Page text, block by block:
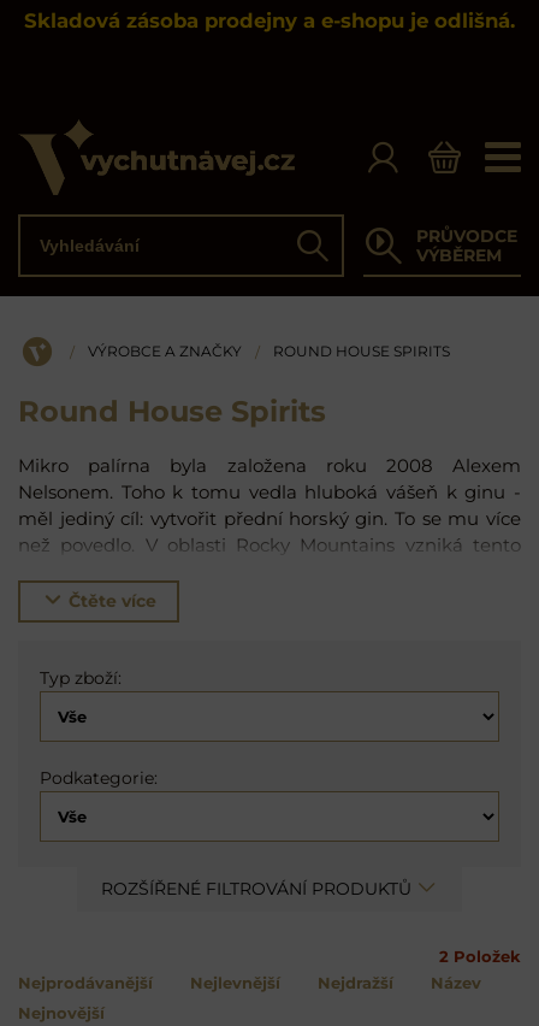
Skladová zásoba prodejny a e-shopu je odlišná.
Hledat
PRŮVODCE
VÝBĚREM
ÚVOD
/ VÝROBCE A ZNAČKY / ROUND HOUSE SPIRITS
Round House Spirits
Mikro palírna byla založena roku 2008 Alexem
Nelsonem. Toho k tomu vedla hluboká vášeň k ginu -
měl jediný cíl: vytvořit přední horský gin. To se mu více
než povedlo. V oblasti Rocky Mountains vzniká tento
pěstují však přímo v Coloradu. Za svou práci byl
mnohokrát oceněn. Jeho gin byl znalci opětovně
Čtěte více
Typ zboží:
Podkategorie:
ROZŠÍŘENÉ FILTROVÁNÍ PRODUKTŮ
2 Položek
Nejprodávanější
Nejlevnější Nejdražší
Název
Nejnovější